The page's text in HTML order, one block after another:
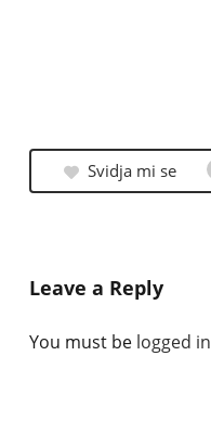
Svidja mi se
Leave a Reply
You must be logged in